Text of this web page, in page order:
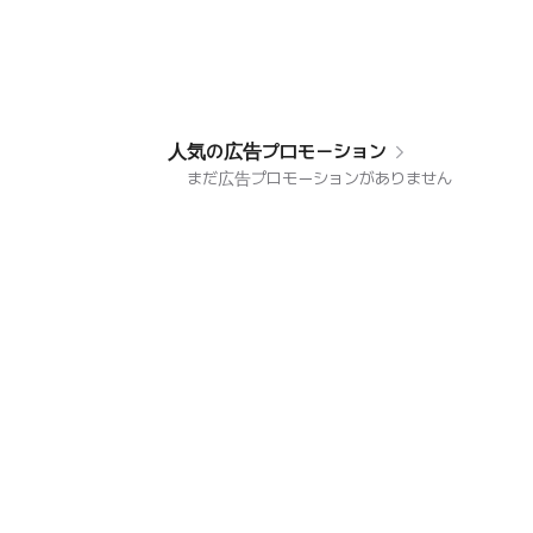
人気の広告プロモーション
まだ広告プロモーションがありません